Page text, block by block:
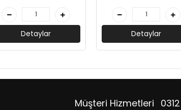
Detaylar Detaylar
Müşteri Hizmetleri